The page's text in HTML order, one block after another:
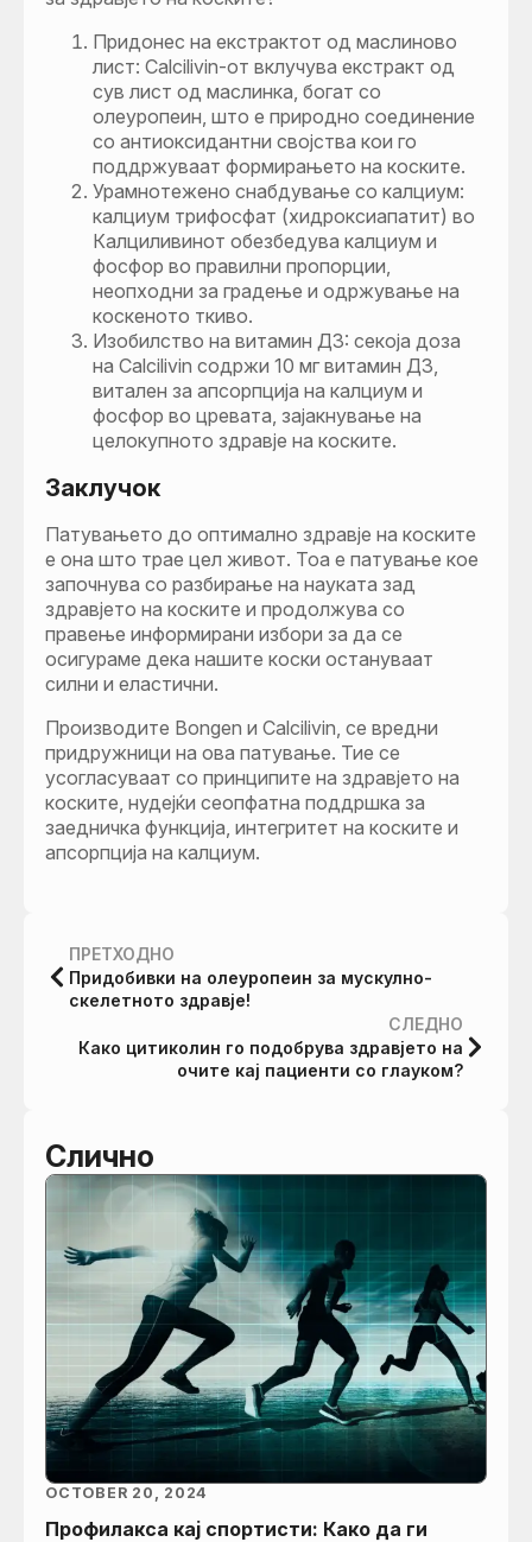
Придонес на екстрактот од маслиново
лист: Calcilivin-от вклучува екстракт од
сув лист од маслинка, богат со
олеуропеин, што е природно соединение
со антиоксидантни својства кои го
поддржуваат формирањето на коските.
Урамнотежено снабдување со калциум:
калциум трифосфат (хидроксиапатит) во
Калциливинот обезбедува калциум и
фосфор во правилни пропорции,
неопходни за градење и одржување на
коскеното ткиво.
Изобилство на витамин Д3: секоја доза
на Calcilivin содржи 10 мг витамин Д3,
витален за апсорпција на калциум и
фосфор во цревата, зајакнување на
целокупното здравје на коските.
Заклучок
Патувањето до оптимално здравје на коските
е она што трае цел живот. Тоа е патување кое
започнува со разбирање на науката зад
здравјето на коските и продолжува со
правење информирани избори за да се
осигураме дека нашите коски остануваат
силни и еластични.
Производите Bongen и Calcilivin, се вредни
придружници на ова патување. Тие се
усогласуваат со принципите на здравјето на
коските, нудејќи сеопфатна поддршка за
заедничка функција, интегритет на коските и
апсорпција на калциум.
ПРЕТХОДНО
Придобивки на олеуропеин за мускулно-
скелетното здравје!
СЛЕДНО
Како цитиколин го подобрува здравјето на
очите кај пациенти со глауком?
Слично
Профилакса кај спортисти: Како да ги
OCTOBER 20, 2024